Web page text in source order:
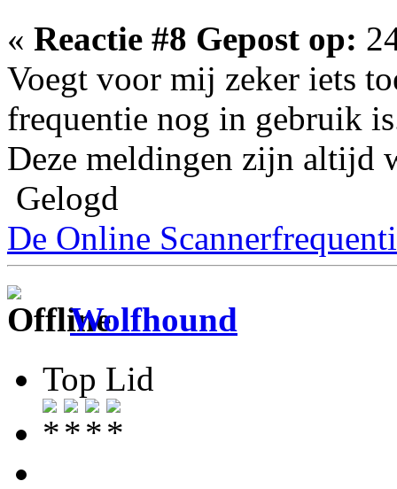
« Reactie #8 Gepost op:
Voegt voor mij zeker iets
frequentie nog in gebruik
Deze meldingen zijn altijd
Gelogd
De Online
Wolfhound
Top Lid